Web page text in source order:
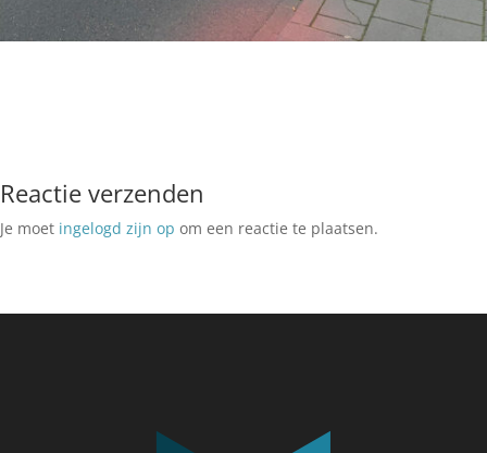
Reactie verzenden
Je moet ingelogd zijn op om een reactie te plaatsen.